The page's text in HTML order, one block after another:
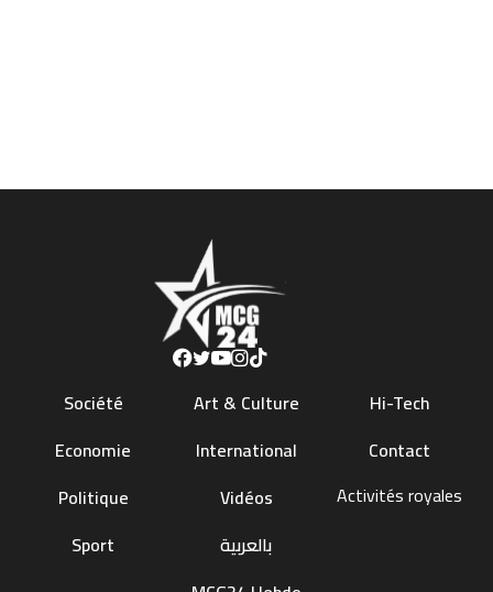
Société
Economie
Politique
Sport
Art & Culture
International
Vidéos
بالعربية
Hi-Tech
Contact
Activités royales